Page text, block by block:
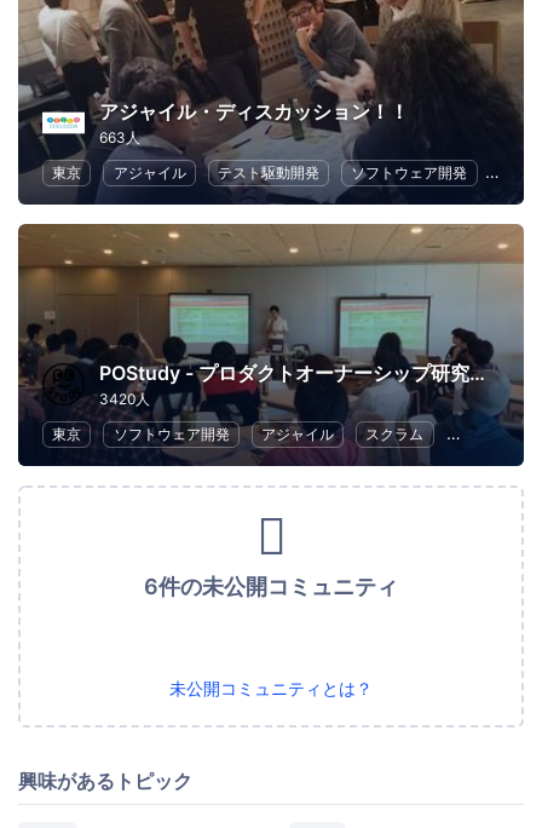
アジャイル・ディスカッション！！
663人
東京
アジャイル テスト駆動開発 ソフトウェア開発
POStudy - プロダクトオーナーシップ研究会 -
3420人
東京
ソフトウェア開発 アジャイル スクラム ビジネス
6件の未公開コミュニティ
未公開コミュニティとは？
興味があるトピック